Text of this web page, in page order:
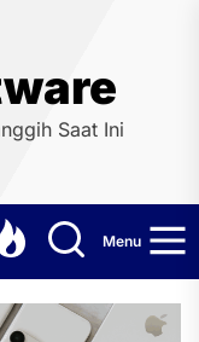
Saat Ini
Menu